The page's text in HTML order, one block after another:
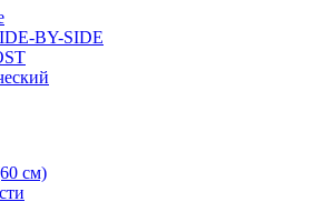
BY-SIDE
см)